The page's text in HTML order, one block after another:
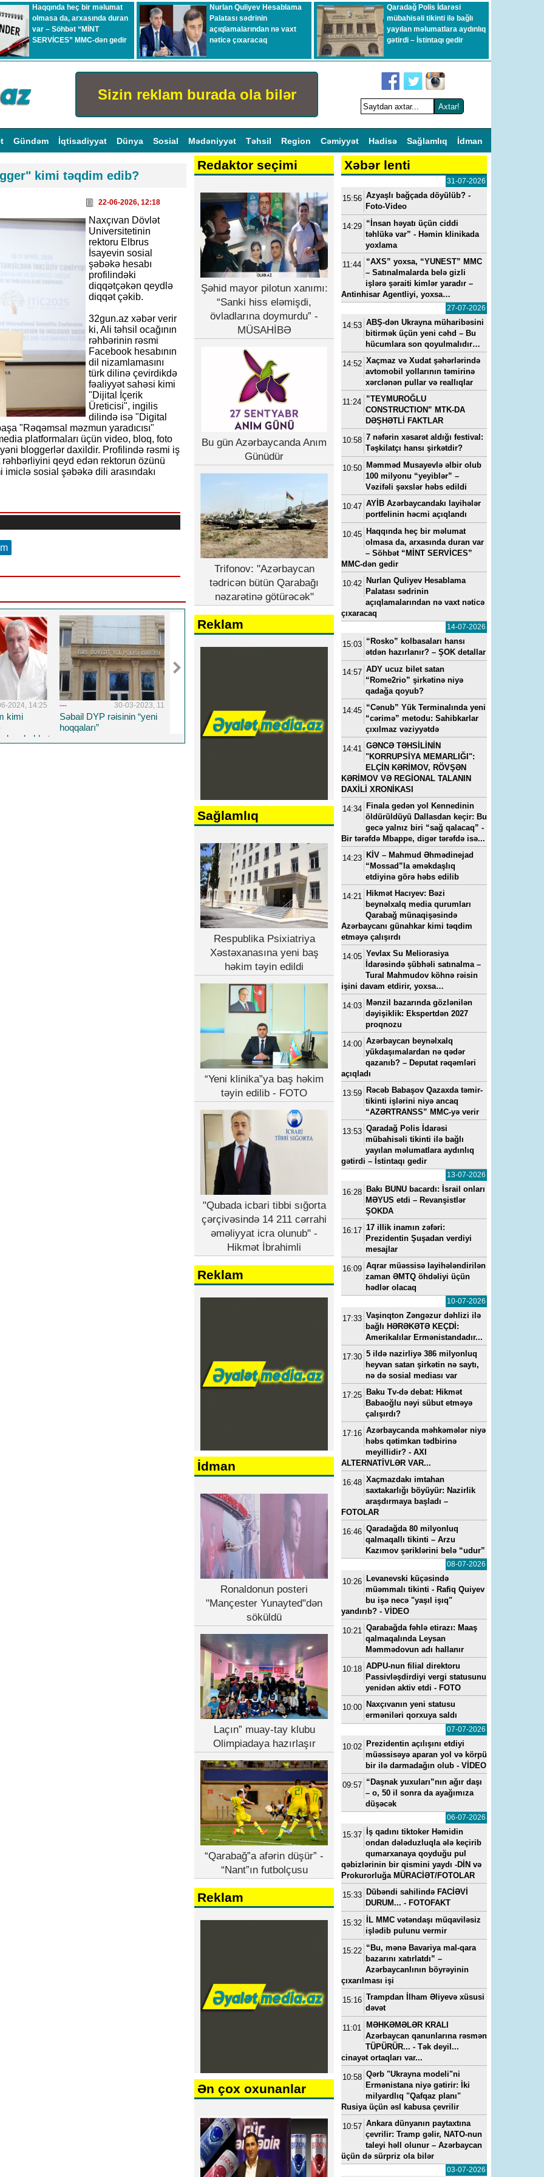
Haqqında heç bir məlumat
olmasa da, arxasında duran
var – Söhbət “MİNT
SERVİCES” MMC-dən gedir
Nurlan Quliyev Hesablama
Palatası sədrinin
açıqlamalarından nə vaxt
nəticə çıxaracaq
Qaradağ Polis İdarəsi
mübahisəli tikinti ilə bağlı
yayılan məlumatlara aydınlıq
gətirdi – İstintaqı gedir
Sizin reklam burada ola bilər
Gündəm İqtisadiyyat Dünya Sosial Mədəniyyət Təhsil Region Cəmiyyət Hadisə Sağlamlıq İdman
kimi təqdim edib?
22-06-2026, 12:18
Naxçıvan Dövlət
Universitetinin
rektoru Elbrus
İsayevin sosial
şəbəkə hesabı
profilindəki
diqqətçəkən qeydlə
diqqət çəkib.
32gun.az xəbər verir
ki, Ali təhsil ocağının
rəhbərinin rəsmi
Facebook hesabının
dil nizamlamasını
türk dilinə çevirdikdə
fəaliyyət sahəsi kimi
"Dijital İçerik
Üreticisi", ingilis
dilində isə "Digital
"Rəqəmsal məzmun yaradıcısı"
platformaları üçün video, bloq, foto
bloggerlər daxildir. Profilində rəsmi iş
qeyd edən rektorun özünü
sosial şəbəkə dili arasındakı
2023, 11:41
“yeni
--- 26-08-2022, 14:19
Təhsil Nazirliyinin TENDER
HOQQABAZLIĞI...
Respublika Psixiatriya
Xəstəxanasına yeni baş
həkim təyin edildi
15-07-2022, 11:49
“Yeni klinika”ya baş həkim
təyin edilib - FOTO
---
Vüqar Əhmədovun
oğluna ən son model
Rover”i hansı pullarla
Redaktor seçimi
Şəhid mayor pilotun xanımı:
“Sanki hiss eləmişdi,
övladlarına doymurdu” -
MÜSAHİBƏ
Bu gün Azərbaycanda Anım
Günüdür
Trifonov: "Azərbaycan
tədricən bütün Qarabağı
nəzarətinə götürəcək"
Reklam
Sağlamlıq
Respublika Psixiatriya
Xəstəxanasına yeni baş
həkim təyin edildi
“Yeni klinika”ya baş həkim
təyin edilib - FOTO
"Qubada icbari tibbi sığorta
çərçivəsində 14 211 cərrahi
əməliyyat icra olunub" -
Hikmət İbrahimli
Reklam
İdman
Ronaldonun posteri
"Mançester Yunayted"dən
söküldü
Laçın” muay-tay klubu
Olimpiadaya hazırlaşır
“Qarabağ”a afərin düşür” -
“Nant”ın futbolçusu
Reklam
Ən çox oxunanlar
Xəbər lenti
31-07-2026
15:56 Azyaşlı bağçada döyülüb? -
Foto-Video
14:29 “İnsan həyatı üçün ciddi
təhlükə var” - Həmin klinikada
yoxlama
11:44 “AXS” yoxsa, “YUNEST” MMC
– Satınalmalarda belə gizli
işlərə şəraiti kimlər yaradır –
Antinhisar Agentliyi, yoxsa…
27-07-2026
14:53 ABŞ-dən Ukrayna müharibəsini
bitirmək üçün yeni cəhd – Bu
hücumlara son qoyulmalıdır…
14:52 Xaçmaz və Xudat şəhərlərində
avtomobil yollarının təmirinə
xərclənən pullar və reallıqlar
11:24 ”TEYMUROĞLU
CONSTRUCTION” MTK-DA
DƏŞHƏTLİ FAKTLAR
10:58 7 nəfərin xəsarət aldığı festival:
Təşkilatçı hansı şirkətdir?
10:50 Məmməd Musayevlə əlbir olub
100 milyonu “yeyiblər” –
Vəzifəli şəxslər həbs edildi
10:47 AYİB Azərbaycandakı layihələr
portfelinin həcmi açıqlandı
10:45 Haqqında heç bir məlumat
olmasa da, arxasında duran var
– Söhbət “MİNT SERVİCES”
MMC-dən gedir
10:42 Nurlan Quliyev Hesablama
Palatası sədrinin
açıqlamalarından nə vaxt nəticə
çıxaracaq
14-07-2026
15:03 “Rosko” kolbasaları hansı
ətdən hazırlanır? – ŞOK detallar
14:57 ADY ucuz bilet satan
“Rome2rio” şirkətinə niyə
qadağa qoyub?
14:45 “Cənub” Yük Terminalında yeni
“cərimə” metodu: Sahibkarlar
çıxılmaz vəziyyətdə
14:41 GƏNCƏ TƏHSİLİNİN
"KORRUPSİYA MEMARLIĞI":
ELÇİN KƏRİMOV, RÖVŞƏN
KƏRİMOV VƏ REGİONAL TALANIN
DAXİLİ XRONİKASI
14:34 Finala gedən yol Kennedinin
öldürüldüyü Dallasdan keçir: Bu
gecə yalnız biri “sağ qalacaq” -
Bir tərəfdə Mbappe, digər tərəfdə isə...
14:23 KİV – Mahmud Əhmədinejad
“Mossad”la əməkdaşlıq
etdiyinə görə həbs edilib
14:21 Hikmət Hacıyev: Bəzi
beynəlxalq media qurumları
Qarabağ münaqişəsində
Azərbaycanı günahkar kimi təqdim
etməyə çalışırdı
14:05 Yevlax Su Meliorasiya
İdarəsində şübhəli satınalma –
Tural Mahmudov köhnə rəisin
işini davam etdirir, yoxsa…
14:03 Mənzil bazarında gözlənilən
dəyişiklik: Ekspertdən 2027
proqnozu
14:00 Azərbaycan beynəlxalq
yükdaşımalardan nə qədər
qazanıb? – Deputat rəqəmləri
açıqladı
13:59 Rəcəb Babaşov Qazaxda təmir-
tikinti işlərini niyə ancaq
“AZƏRTRANSS” MMC-yə verir
13:53 Qaradağ Polis İdarəsi
mübahisəli tikinti ilə bağlı
yayılan məlumatlara aydınlıq
gətirdi – İstintaqı gedir
13-07-2026
16:28 Bakı BUNU bacardı: İsrail onları
MƏYUS etdi – Revanşistlər
ŞOKDA
16:17 17 illik inamın zəfəri:
Prezidentin Şuşadan verdiyi
mesajlar
16:09 Aqrar müəssisə layihələndirilən
zaman ƏMTQ öhdəliyi üçün
hədlər olacaq
10-07-2026
17:33 Vaşinqton Zəngəzur dəhlizi ilə
bağlı HƏRƏKƏTƏ KEÇDİ:
Amerikalılar Ermənistandadır...
17:30 5 ildə nazirliyə 386 milyonluq
heyvan satan şirkətin nə saytı,
nə də sosial mediası var
17:25 Baku Tv-də debat: Hikmət
Babaoğlu nəyi sübut etməyə
çalışırdı?
17:16 Azərbaycanda məhkəmələr niyə
həbs qətimkan tədbirinə
meyillidir? - AXI
ALTERNATİVLƏR VAR...
16:48 Xaçmazdakı imtahan
saxtakarlığı böyüyür: Nazirlik
araşdırmaya başladı –
FOTOLAR
16:46 Qaradağda 80 milyonluq
qalmaqallı tikinti – Arzu
Kazımov şəriklərini belə “udur”
08-07-2026
10:26 Levanevski küçəsində
müəmmalı tikinti - Rafiq Quiyev
bu işə necə "yaşıl işıq"
yandırıb? - VİDEO
10:21 Qarabağda fəhlə etirazı: Maaş
qalmaqalında Leysan
Məmmədovun adı hallanır
10:18 ADPU-nun filial direktoru
Passivləşdirdiyi vergi statusunu
yenidən aktiv etdi - FOTO
10:00 Naxçıvanın yeni statusu
erməniləri qorxuya saldı
07-07-2026
10:02 Prezidentin açılışını etdiyi
müəssisəyə aparan yol və körpü
bir ilə darmadağın olub - VİDEO
09:57 “Daşnak yuxuları”nın ağır daşı
– o, 50 il sonra da ayağımıza
düşəcək
06-07-2026
15:37
İş qadını tiktoker Həmidin
ondan dələduzluqla ələ keçirib
qumarxanaya qoyduğu pul
qəbizlərinin bir qismini yaydı -DİN və
Prokurorluğa MÜRACİƏT/FOTOLAR
15:33 Dübəndi sahilində FACİƏVİ
DURUM... - FOTOFAKT
15:32
İL MMC vətəndaşı müqaviləsiz
işlədib pulunu vermir
15:22 “Bu, mənə Bavariya mal-qara
bazarını xatırlatdı” –
Azərbaycanlının böyrəyinin
çıxarılması işi
15:16 Trampdan İlham Əliyevə xüsusi
dəvət
11:01
MƏHKƏMƏLƏR KRALI
Azərbaycan qanunlarına rəsmən
TÜPÜRÜR... - Tək deyil...
cinayət ortaqları var...
10:58 Qərb "Ukrayna modeli"ni
Ermənistana niyə gətirir: İki
milyardlıq "Qafqaz planı"
Rusiya üçün əsl kabusa çevrilir
10:57 Ankara dünyanın paytaxtına
çevrilir: Tramp gəlir, NATO-nun
taleyi həll olunur – Azərbaycan
üçün də sürpriz ola bilər
03-07-2026